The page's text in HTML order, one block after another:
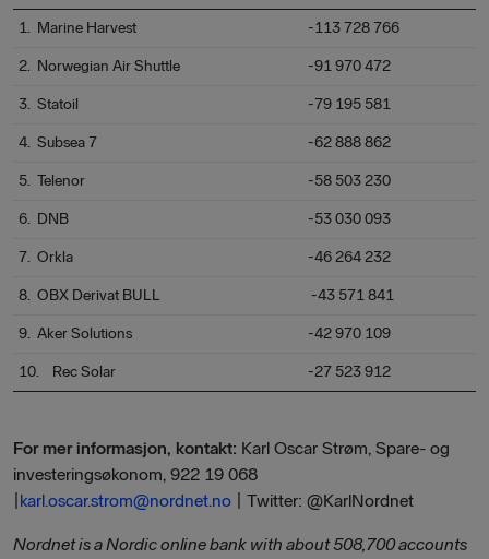
1. Marine Harvest -113 728 766
2. Norwegian Air Shuttle -91 970 472
3. Statoil -79 195 581
4. Subsea 7 -62 888 862
5. Telenor -58 503 230
6. DNB -53 030 093
7. Orkla -46 264 232
8. OBX Derivat BULL -43 571 841
9. Aker Solutions -42 970 109
10. Rec Solar -27 523 912
For mer informasjon, kontakt: Karl Oscar Strøm, Spare- og
investeringsøkonom, 922 19 068
karl.oscar.strom@nordnet.no | Twitter: @KarlNordnet
Nordnet is a Nordic online bank with about 508,700 accounts